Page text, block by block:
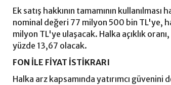
Ek satış hakkının tamamının
nominal değeri 77 milyon 500 bin TL'ye,
milyon TL'ye ulaşacak. Halka açıklık
yüzde 13,67 olacak.
FON İLE FİYAT İSTİKRARI
Halka arz kapsamında yatırımcı